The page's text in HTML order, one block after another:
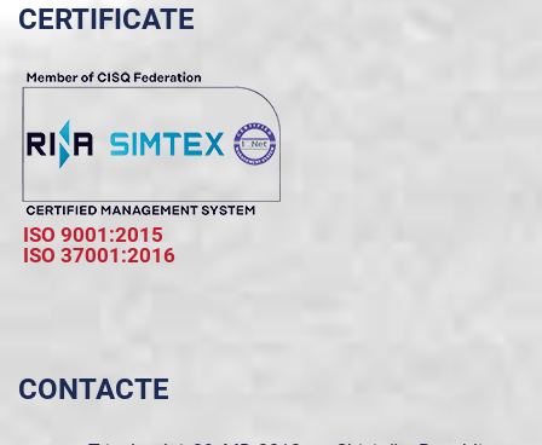
CERTIFICATE
ISO 9001:2015
ISO 37001:2016
CONTACTE